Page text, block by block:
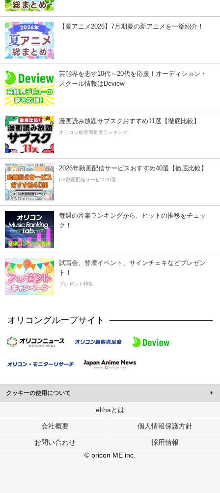
【夏アニメ2026】7月期夏の新アニメを一挙紹介！
芸能界を志す10代～20代を応援！オーディション・
スクール情報はDeview
漫画読み放題サブスクおすすめ11選【徹底比較】
オリコン顧客満足度ランキング
2026年動画配信サービスおすすめ40選【徹底比較】
CS動画配信サービス20選
毎週の音楽ランキングから、ヒットの推移をチェッ
ク！
試写会、登壇イベント、サインチェキなどプレゼン
ト！
プレゼント特集
オリコングループサイト
クッキーの使用について
このサイトでは Cookie を使用して、ユーザーに合わせたコンテンツや広告の
行っています。
メディアや広告配信、データ解析の各パートナーに提供しています。
各パートナーは、この情報とユーザーが各パートナーに提供した他の情報や、
ユーザーが各パートナーのサービスを使用したときに収集した他の情報を組み
elthaとは
会社概要 個人情報保護方針
お問い合わせ
採用情報
© oricon ME inc.